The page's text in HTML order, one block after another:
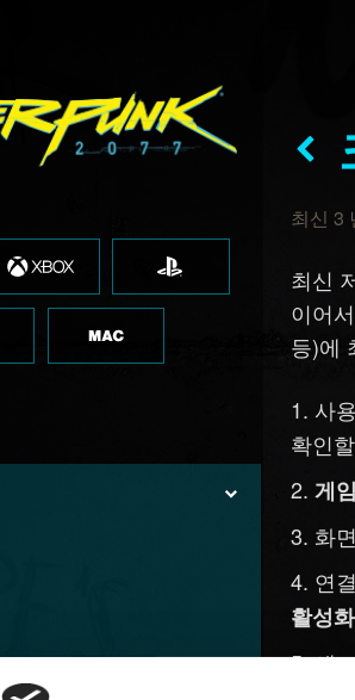
최신
최신
이어
등)에
사
확인
게
화
연
활성화
새